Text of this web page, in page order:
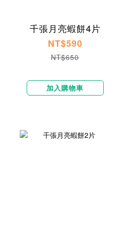
千張月亮蝦餅4片
NT$590
NT$650
加入購物車